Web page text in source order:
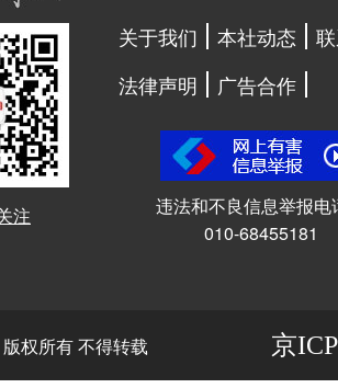
注
关于我们 本社动态
法律声明
广告合作
违法和不良信息举报电
010-68455181
权所有 不得转载 京